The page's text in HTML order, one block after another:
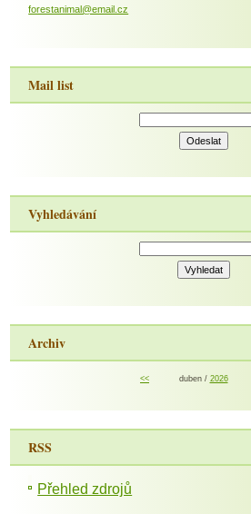
forestanimal@email.cz
Mail list
Vyhledávání
Archiv
<< duben / 2026
RSS
Přehled zdrojů